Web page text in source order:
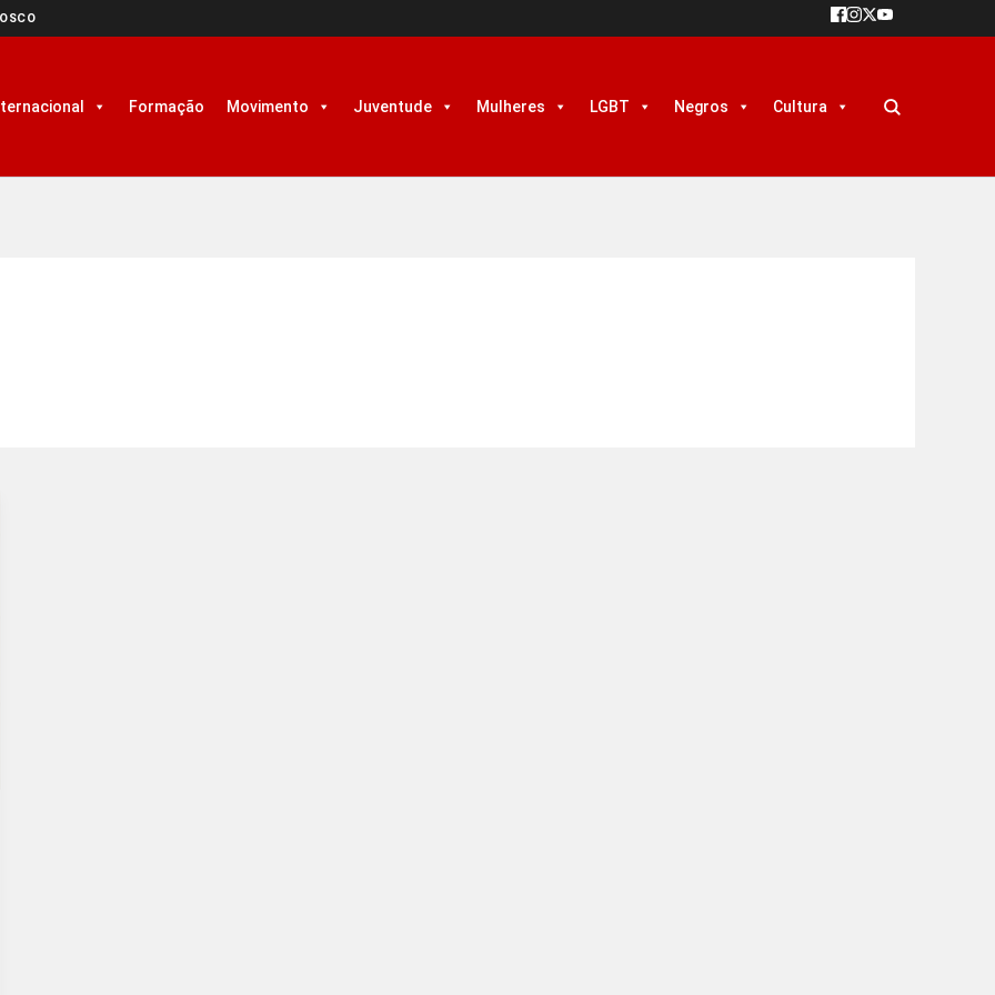
Formação Movimento Juventude Mulheres LGBT Negros Cultura